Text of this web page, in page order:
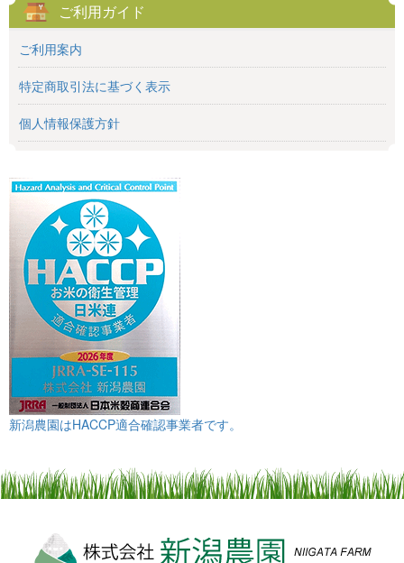
ご利用ガイド
ご利用案内
特定商取引法に基づく表示
個人情報保護方針
新潟農園はHACCP適合確認事業者です。